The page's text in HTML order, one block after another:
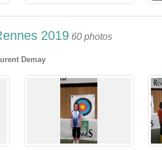
2019 60 photos
Demay